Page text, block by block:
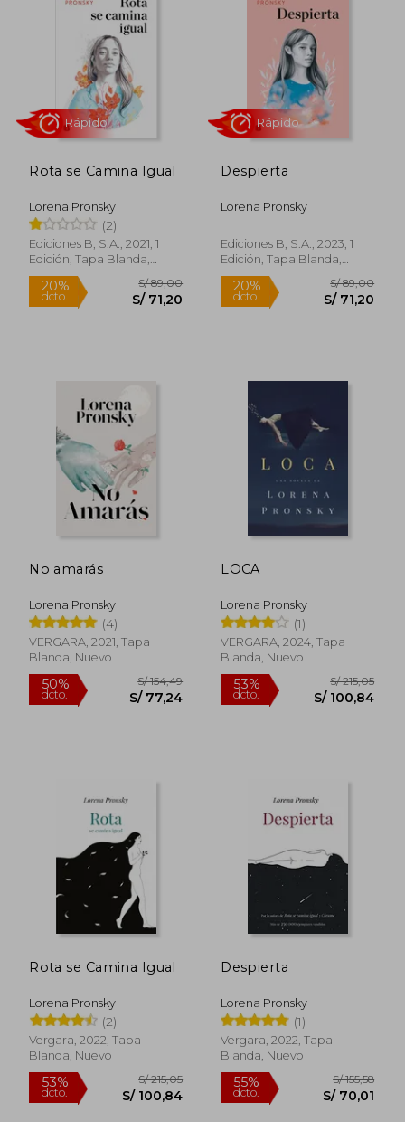
Rota se Camina Igual
Lorena Pronsky
(2)
Ediciones B, S.A., 2021, 1
Edición, Tapa Blanda,
Nuevo
20%
Rápido
Despierta
Lorena Pronsky
Ediciones B, S.A., 2023, 1
Edición, Tapa Blanda,
Nuevo
dcto.
No amarás
Lorena Pronsky
(4)
VERGARA, 2021, Tapa
Blanda, Nuevo
dcto.
LOCA
Lorena Pronsky
(1)
VERGARA, 2024, Tapa
Blanda, Nuevo
53%
dcto.
Rota se Camina Igual
Lorena Pronsky
(2)
Vergara, 2022, Tapa
Blanda, Nuevo
Despierta
Lorena Pronsky
(1)
Vergara, 2022, Tapa
Blanda, Nuevo